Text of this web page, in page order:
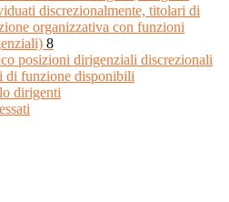
discrezionalmente, titolari di
organizzativa con funzioni
8
posizioni dirigenziali discrezionali
di funzione disponibili
dirigenti